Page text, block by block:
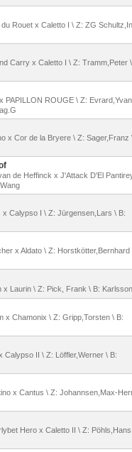
Rouet x Caletto I \ Z: ZG
Carry x Caletto I \ Z: Tramm,Peter
PAPILLON ROUGE \ Z:
x Cor de la Bryere \ Z: Sager,Franz
de Heffinck x J'Attack D'El
Calypso I \ Z: Jürgensen,Lars \ B:
x Aldato \ Z: Horstkötter,Bernhard
x Laurin \ Z: Pick, Frank \ B:
x Chamonix \ Z: Gripp,Torsten \ B:
Calypso II \ Z: Löffler,Werner \ B:
x Cantus \ Z: Johannsen,Max-
Hero x Caletto II \ Z: